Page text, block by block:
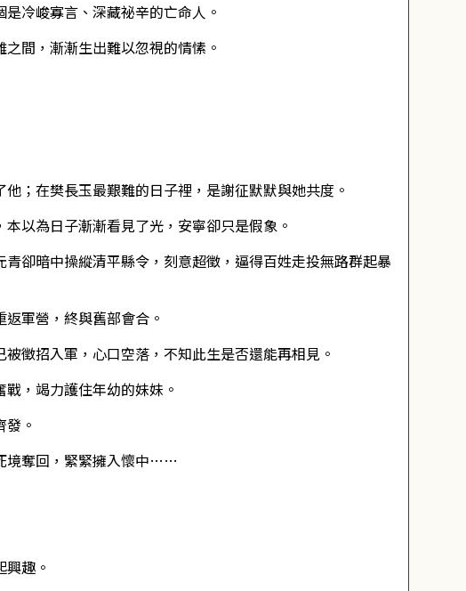
冷峻寡言、深藏祕辛的亡命人。
間，漸漸生出難以忽視的情愫。
；在樊長玉最艱難的日子裡，是謝征默默與她共度。
以為日子漸漸看見了光，安寧卻只是假象。
卻暗中操縱清平縣令，刻意超徵，逼得百姓走投無路群起暴
軍營，終與舊部會合。
徵招入軍，心口空落，不知此生是否還能再相見。
，竭力護住年幼的妹妹。
。
境奪回，緊緊擁入懷中……
趣。